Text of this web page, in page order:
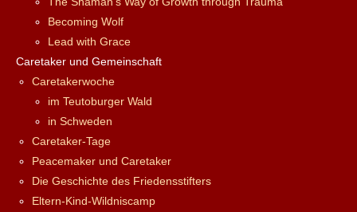
Becoming Wolf
Lead with Grace
Caretaker und Gemeinschaft
Caretakerwoche
im Teutoburger Wald
in Schweden
Caretaker-Tage
Peacemaker und Caretaker
Die Geschichte des Friedensstifters
Eltern-Kind-Wildniscamp